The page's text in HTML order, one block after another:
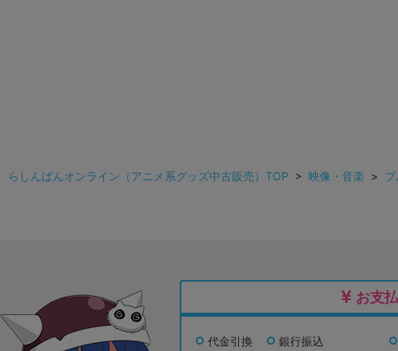
らしんばんオンライン（アニメ系グッズ中古販売）TOP > 映像・音楽 >
お支
代金引換 銀行振込